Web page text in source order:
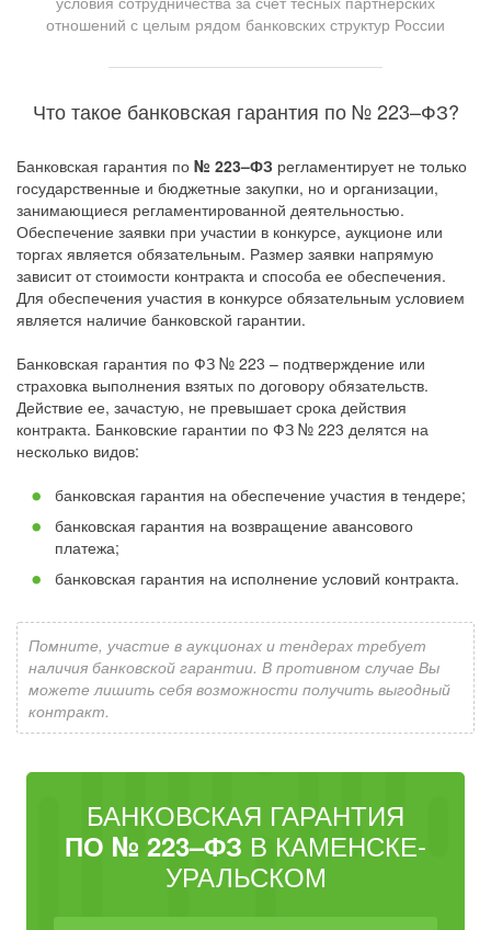
отношений с целым рядом банковских структур России
Что такое банковская гарантия по № 223–ФЗ?
Банковская гарантия по № 223–ФЗ регламентирует не только
государственные и бюджетные закупки, но и организации,
занимающиеся регламентированной деятельностью.
Обеспечение заявки при участии в конкурсе, аукционе или
торгах является обязательным. Размер заявки напрямую
зависит от стоимости контракта и способа ее обеспечения.
Для обеспечения участия в конкурсе обязательным условием
является наличие банковской гарантии.
Банковская гарантия по ФЗ № 223 – подтверждение или
страховка выполнения взятых по договору обязательств.
Действие ее, зачастую, не превышает срока действия
контракта. Банковские гарантии по ФЗ № 223 делятся на
несколько видов:
банковская гарантия на обеспечение участия в тендере;
банковская гарантия на возвращение авансового
платежа;
банковская гарантия на исполнение условий контракта.
Помните, участие в аукционах и тендерах требует
наличия банковской гарантии. В противном случае Вы
можете лишить себя возможности получить выгодный
контракт.
БАНКОВСКАЯ ГАРАНТИЯ
ПО № 223–ФЗ В КАМЕНСКЕ-
УРАЛЬСКОМ